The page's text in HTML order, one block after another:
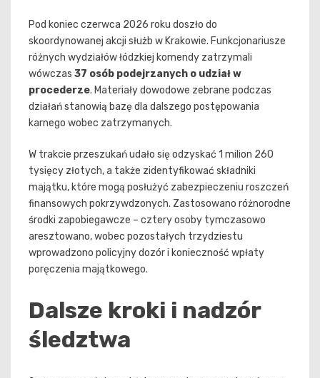
Pod koniec czerwca 2026 roku doszło do
skoordynowanej akcji służb w Krakowie. Funkcjonariusze
różnych wydziałów łódzkiej komendy zatrzymali
wówczas 37 osób podejrzanych o udział w
procederze. Materiały dowodowe zebrane podczas
działań stanowią bazę dla dalszego postępowania
karnego wobec zatrzymanych.
W trakcie przeszukań udało się odzyskać 1 milion 260
tysięcy złotych, a także zidentyfikować składniki
majątku, które mogą posłużyć zabezpieczeniu roszczeń
finansowych pokrzywdzonych. Zastosowano różnorodne
środki zapobiegawcze – cztery osoby tymczasowo
aresztowano, wobec pozostałych trzydziestu
wprowadzono policyjny dozór i konieczność wpłaty
poręczenia majątkowego.
Dalsze kroki i nadzór
śledztwa